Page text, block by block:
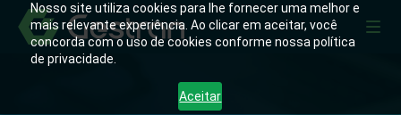
Nosso site utiliza cookies para lhe fornecer uma melhor e
mais relevante experiência. Ao clicar em aceitar, você
concorda com o uso de cookies conforme nossa política
de privacidade.
Aceitar